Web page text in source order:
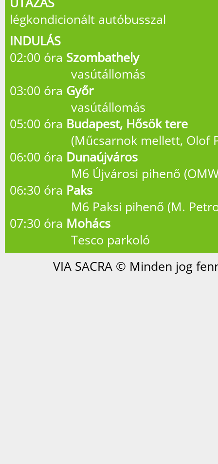
légkondicionált autóbusszal
INDULÁS
02:00 óra Szombathely
vasútállomás
03:00 óra Győr
vasútállomás
05:00 óra Budapest, Hősök tere
(Műcsarnok mellett, Olof
06:00 óra Dunaújváros
M6 Újvárosi pihenő (OMW
06:30 óra Paks
M6 Paksi pihenő (M.
07:30 óra Mohács
Tesco parkoló
VIA SACRA © Minden jog